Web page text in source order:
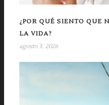
¿POR QUÉ SIENTO QUE
LA VIDA?
agosto 3, 2026